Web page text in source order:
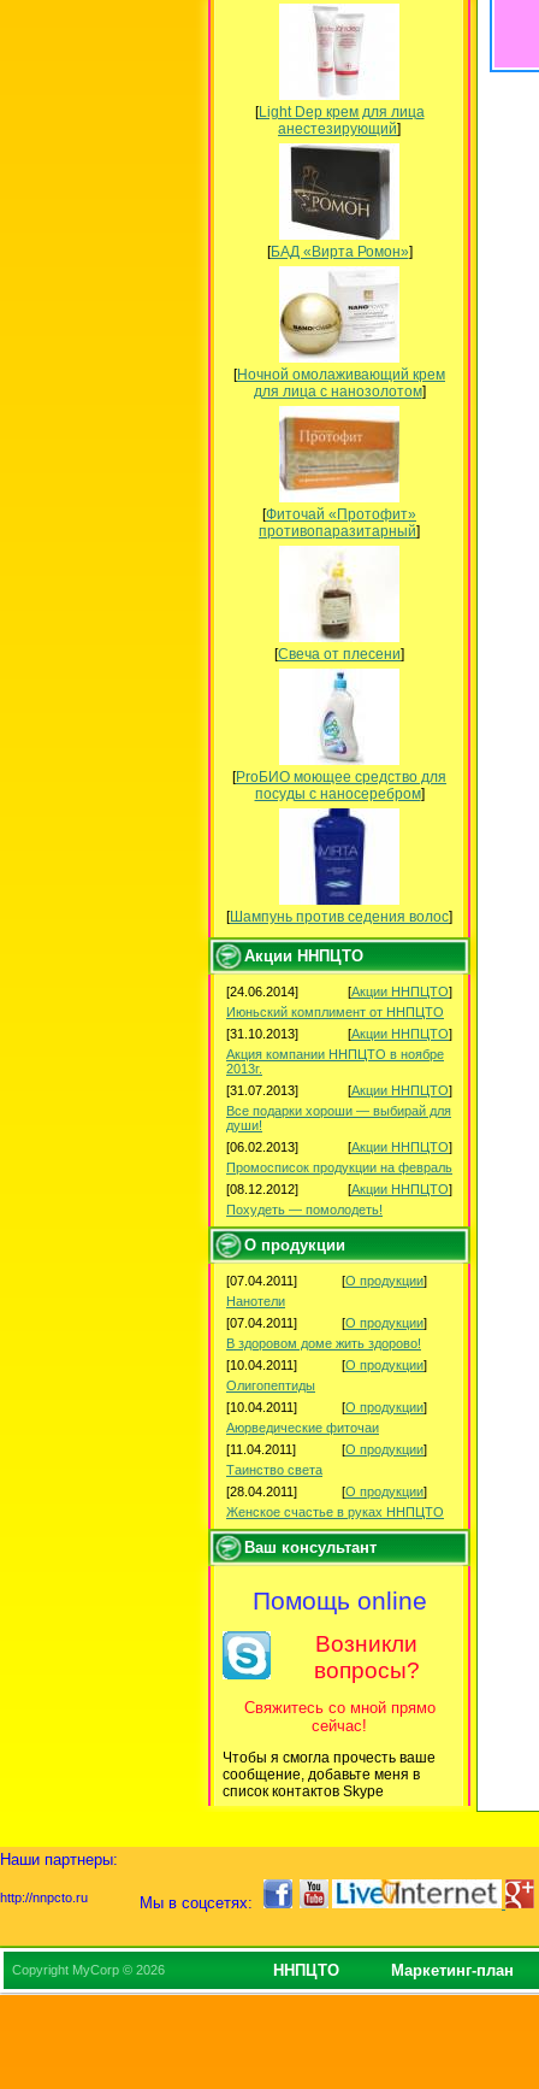
[Light Dep крем для лица
анестезирующий]
[БАД «Вирта Ромон»]
[Ночной омолаживающий крем
для лица с нанозолотом]
[Фиточай «Протофит»
противопаразитарный]
[Свеча от плесени]
[ProБИО моющее средство для
посуды c наносеребром]
[Шампунь против седения волос]
Акции ННПЦТО
[24.06.2014] [Акции ННПЦТО]
Июньский комплимент от ННПЦТО
[31.10.2013]
[Акции ННПЦТО]
Акция компании ННПЦТО в ноябре
2013г.
[31.07.2013]
[Акции ННПЦТО]
Все подарки хороши — выбирай для
души!
[06.02.2013]
[Акции ННПЦТО]
Промосписок продукции на февраль
[08.12.2012]
[Акции ННПЦТО]
Похудеть — помолодеть!
О продукции
[07.04.2011] [О продукции]
Нанотели
[07.04.2011]
[О продукции]
В здоровом доме жить здорово!
[10.04.2011]
[О продукции]
Олигопептиды
[10.04.2011]
[О продукции]
Аюрведические фиточаи
[11.04.2011]
[О продукции]
Таинство света
[28.04.2011]
[О продукции]
Женское счастье в руках ННПЦТО
Ваш консультант
Помощь online
Возникли
вопросы?
Свяжитесь со мной прямо
сейчас!
Чтобы я смогла прочесть ваше
сообщение, добавьте меня в
список контактов Skype
Наши партнеры:
Мы в соцсетях:
http://nnpcto.ru
Copyright MyCorp © 2026 ННПЦТО Маркетинг-план